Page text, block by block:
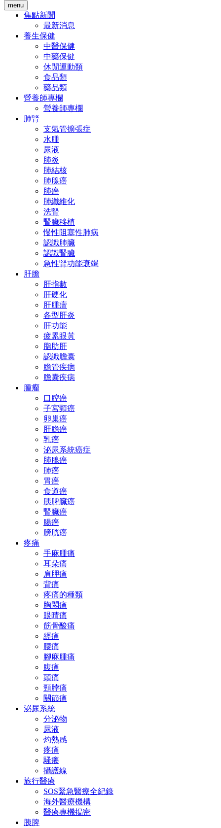
menu
焦點新聞
最新消息
養生保健
中醫保健
中藥保健
休閒運動類
食品類
藥品類
營養師專欄
營養師專欄
肺腎
支氣管擴張症
水腫
尿液
肺炎
肺結核
肺腺癌
肺癌
肺纖維化
洗腎
腎臟移植
慢性阻塞性肺病
認識肺臟
認識腎臟
急性腎功能衰竭
肝膽
肝指數
肝硬化
肝腫瘤
各型肝炎
肝功能
疲累眼黃
脂肪肝
認識膽囊
膽管疾病
膽囊疾病
腫瘤
口腔癌
子宮頸癌
卵巢癌
肝膽癌
乳癌
泌尿系統癌症
肺腺癌
肺癌
胃癌
食道癌
胰脾臟癌
腎臟癌
腸癌
膀胱癌
疼痛
手麻腫痛
耳朵痛
肩胛痛
背痛
疼痛的種類
胸悶痛
眼晴痛
筋骨酸痛
經痛
腰痛
腳麻腫痛
腹痛
頭痛
頸脖痛
關節痛
泌尿系統
分泌物
尿液
灼熱感
疼痛
騷癢
攝護線
旅行醫療
SOS緊急醫療全紀錄
海外醫療機構
醫療專機揭密
胰脾